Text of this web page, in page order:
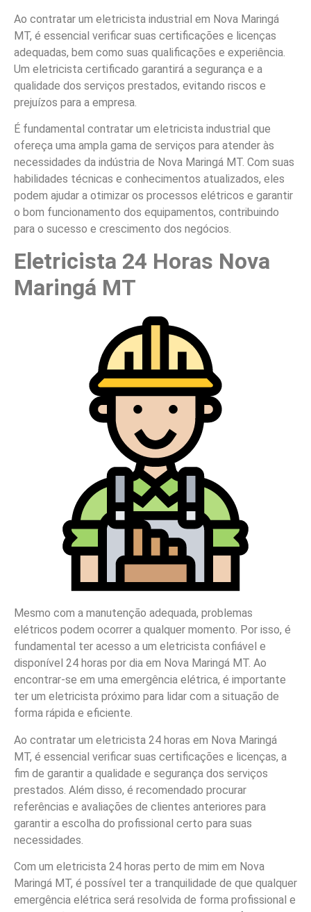
Ao contratar um eletricista industrial em Nova Maringá
MT, é essencial verificar suas certificações e licenças
adequadas, bem como suas qualificações e experiência.
Um eletricista certificado garantirá a segurança e a
qualidade dos serviços prestados, evitando riscos e
prejuízos para a empresa.
É fundamental contratar um eletricista industrial que
ofereça uma ampla gama de serviços para atender às
necessidades da indústria de Nova Maringá MT. Com suas
habilidades técnicas e conhecimentos atualizados, eles
podem ajudar a otimizar os processos elétricos e garantir
o bom funcionamento dos equipamentos, contribuindo
para o sucesso e crescimento dos negócios.
Eletricista 24 Horas Nova
Maringá MT
Mesmo com a manutenção adequada, problemas
elétricos podem ocorrer a qualquer momento. Por isso, é
fundamental ter acesso a um eletricista confiável e
disponível 24 horas por dia em Nova Maringá MT. Ao
encontrar-se em uma emergência elétrica, é importante
ter um eletricista próximo para lidar com a situação de
forma rápida e eficiente.
Ao contratar um eletricista 24 horas em Nova Maringá
MT, é essencial verificar suas certificações e licenças, a
fim de garantir a qualidade e segurança dos serviços
prestados. Além disso, é recomendado procurar
referências e avaliações de clientes anteriores para
garantir a escolha do profissional certo para suas
necessidades.
Com um eletricista 24 horas perto de mim em Nova
Maringá MT, é possível ter a tranquilidade de que qualquer
emergência elétrica será resolvida de forma profissional e